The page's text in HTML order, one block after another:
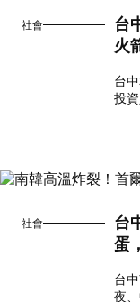
社會
台
火
台
投
社會
台
蛋
台
夜